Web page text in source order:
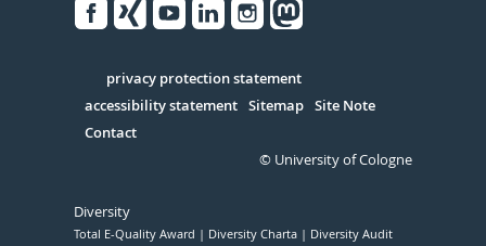
Serivce
privacy protection statement
accessibility statement Sitemap Site Note
Contact
© University of Cologne
Diversity
Total E-Quality Award Diversity Charta Diversity Audit